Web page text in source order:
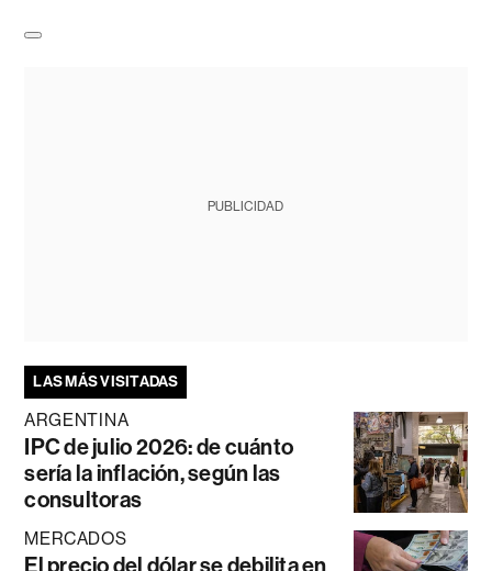
PUBLICIDAD
LAS MÁS VISITADAS
ARGENTINA
IPC de julio 2026: de cuánto
sería la inflación, según las
consultoras
MERCADOS
El precio del dólar se debilita en